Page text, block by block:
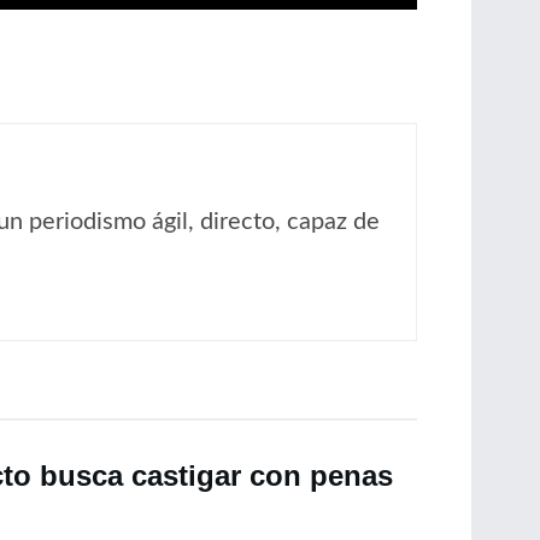
periodismo ágil, directo, capaz de
busca castigar con penas